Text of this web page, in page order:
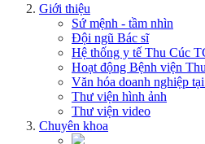
Giới thiệu
Sứ mệnh - tầm nhìn
Đội ngũ Bác sĩ
Hệ thống y tế Thu Cúc
Hoạt động Bệnh viện
Văn hóa doanh nghiệp
Thư viện hình ảnh
Thư viện video
Chuyên khoa